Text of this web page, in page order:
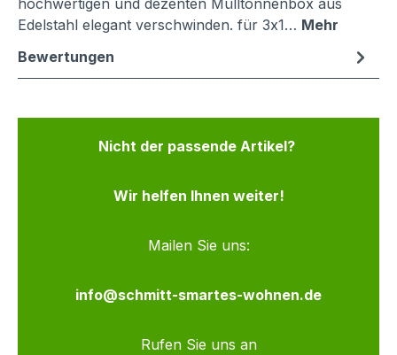
hochwertigen und dezenten Mülltonnenbox aus
Edelstahl elegant verschwinden. für 3x1… Mehr
Bewertungen
Nicht der passende Artikel?
Wir helfen Ihnen weiter!
Mailen Sie uns:
info@schmitt-smartes-wohnen.de
Rufen Sie uns an